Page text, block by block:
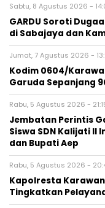
Sabtu, 8 Agustus 2026 -
GARDU Soroti
di Sabajaya dan
Jumat, 7 Agustus 2026 -
Kodim 0604/
Garuda Sepanjang
Rabu, 5 Agustus 2026 -
Jembatan Perintis
Siswa SDN Kalijati II
dan Bupati Aep
Rabu, 5 Agustus 2026 -
Kapolresta
Tingkatkan